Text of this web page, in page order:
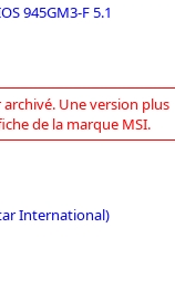
945GM3-F 5.1
Une version plus
de la marque MSI.
International)